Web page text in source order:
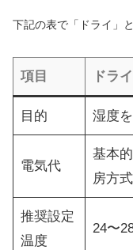
下記の表で「ドライ」
項目 ドラ
目的 湿度
電気代
基本
房方式
推奨設定
温度
24〜